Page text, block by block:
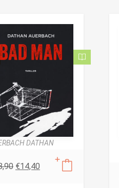
DATHAN
€14,40